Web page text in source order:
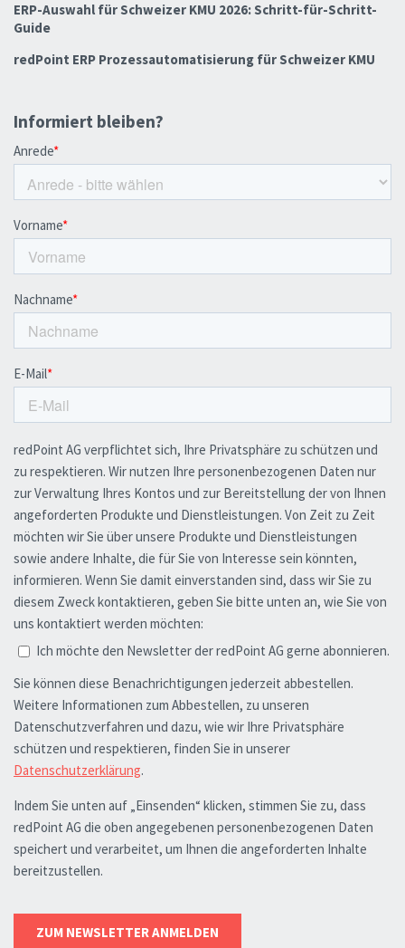
ERP-Auswahl für Schweizer KMU 2026: Schritt-für-Schritt-
Guide
redPoint ERP Prozessautomatisierung für Schweizer KMU
Informiert bleiben?